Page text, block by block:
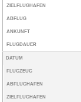
ZIELFLUGHAFEN
ABFLUG
ANKUNFT
FLUGDAUER
DATUM
FLUGZEUG
ABFLUGHAFEN
ZIELFLUGHAFEN